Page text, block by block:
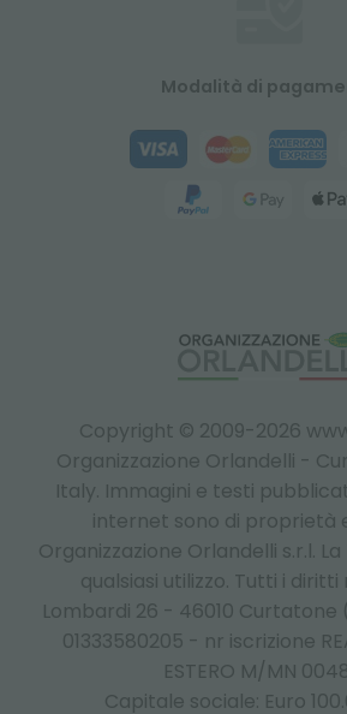
Copyright © 2009-2026
Organizzazione Orlandelli -
Italy. Immagini e testi
internet sono di proprietà
Organizzazione Orlandelli s.r.l.
qualsiasi utilizzo. Tutti i diritti
Lombardi 26 - 46010 Curtatone
01333580205 - nr iscrizione
ESTERO M/MN
Capitale sociale: Euro
Modalità di